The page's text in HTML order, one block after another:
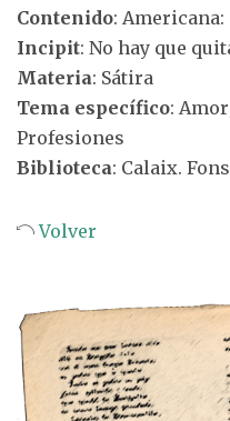
Contenido:
Incipit: No hay que
Materia: Sátira
Tema específico:
Profesiones
Biblioteca: Calaix.
Volver